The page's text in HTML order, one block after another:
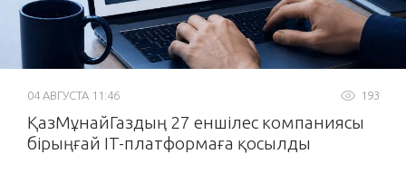
193
04 АВГУСТА 11:46
ҚазМұнайГаздың 27 еншілес компаниясы
бірыңғай IT-платформаға қосылды